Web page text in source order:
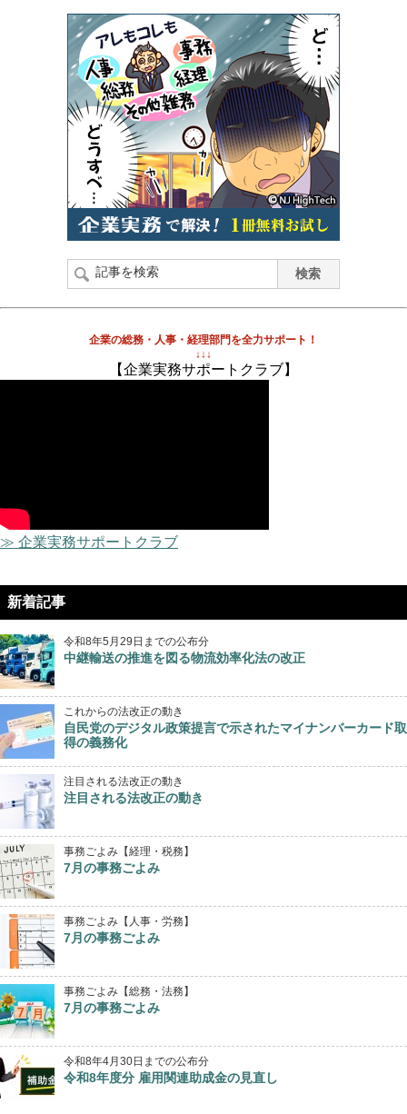
企業の総務・人事・経理部門を全力サポート！
↓↓↓
【企業実務サポートクラブ】
≫ 企業実務サポートクラブ
新着記事
令和8年5月29日までの公布分
中継輸送の推進を図る物流効率化法の改正
これからの法改正の動き
自民党のデジタル政策提言で示されたマイナンバーカード取
得の義務化
注目される法改正の動き
注目される法改正の動き
事務ごよみ【経理・税務】
7月の事務ごよみ
事務ごよみ【人事・労務】
7月の事務ごよみ
事務ごよみ【総務・法務】
7月の事務ごよみ
令和8年4月30日までの公布分
令和8年度分 雇用関連助成金の見直し